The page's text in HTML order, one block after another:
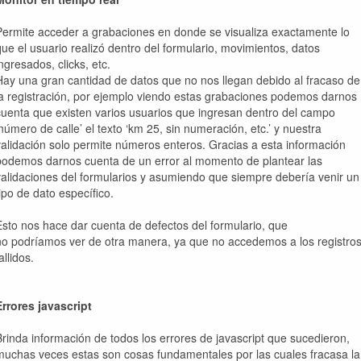
acceder a grabaciones en donde se visualiza exactamente lo
el usuario realizó dentro del formulario, movimientos, datos
clicks, etc.
una gran cantidad de datos que no nos llegan debido al fracaso de
registración, por ejemplo viendo estas grabaciones podemos darnos
que existen varios usuarios que ingresan dentro del campo
de calle’ el texto ‘km 25, sin numeración, etc.’ y nuestra
solo permite números enteros. Gracias a esta información
darnos cuenta de un error al momento de plantear las
del formularios y asumiendo que siempre debería venir un
de dato específico.
nos hace dar cuenta de defectos del formulario, que
podríamos ver de otra manera, ya que no accedemos a los registros
javascript
información de todos los errores de javascript que sucedieron,
veces estas son cosas fundamentales por las cuales fracasa la